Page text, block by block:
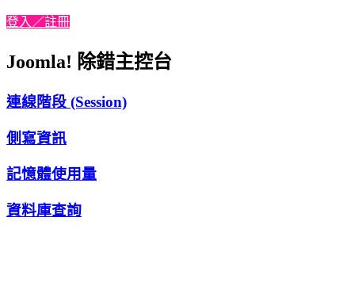
登入／註冊
Joomla! 除錯主控台
連線階段 (Session)
側寫資訊
記憶體使用量
資料庫查詢